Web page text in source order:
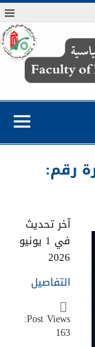
السياسية
رقم:
آخر تحديث
في 1 يونيو
2026
التفاصيل
Post Views:
163